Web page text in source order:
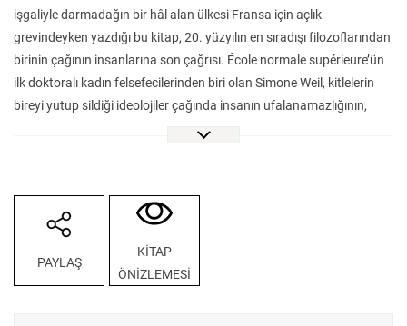
işgaliyle darmadağın bir hâl alan ülkesi Fransa için açlık
grevindeyken yazdığı bu kitap, 20. yüzyılın en sıradışı filozoflarından
birinin çağının insanlarına son çağrısı. École normale supérieure’ün
ilk doktoralı kadın felsefecilerinden biri olan Simone Weil, kitlelerin
bireyi yutup sildiği ideolojiler çağında insanın ufalanamazlığının,
aşılamazlığının, indirgenemezliğinin sözcülüğünü yapıyor. Giorgio
yabancılaşmayı duyumsamak için fabrikalarda çalışmaktan
faşizmin yükselişine karşı İspanya İç Savaşında gönüllü askerliğe,
felsefeyi dünyanın sorumluluğunu üstlenerek icra eden bir filozofun
tarihe son notu karşınızda.
PAYLAŞ
KİTAP
ÖNİZLEMESİ